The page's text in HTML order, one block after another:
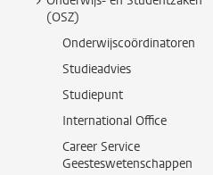
(OSZ)
Onderwijscoördinatoren
Studieadvies
Studiepunt
International Office
Career Service
Geesteswetenschappen